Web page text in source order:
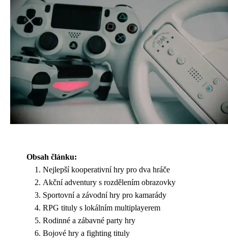
Obsah článku:
Nejlepší kooperativní hry pro dva hráče
Akční adventury s rozdělením obrazovky
Sportovní a závodní hry pro kamarády
RPG tituly s lokálním multiplayerem
Rodinné a zábavné party hry
Bojové hry a fighting tituly